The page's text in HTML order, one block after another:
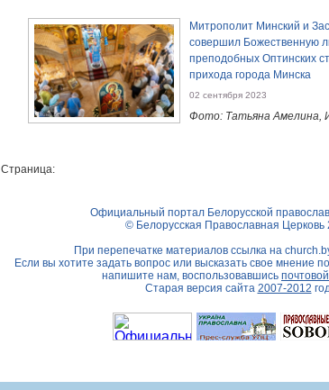
Митрополит Минский и
совершил Божественную
преподобных Оптинских
прихода города Минска
02 сентября 2023
Фото: Татьяна Амелина,
Страница:
Официальный портал Белорусской
© Белорусская Православная Церковь
При перепечатке материалов ссылка на
Если вы хотите задать вопрос или высказать свое мнение
напишите нам, воспользовавшись
Старая версия сайта 2007-2012